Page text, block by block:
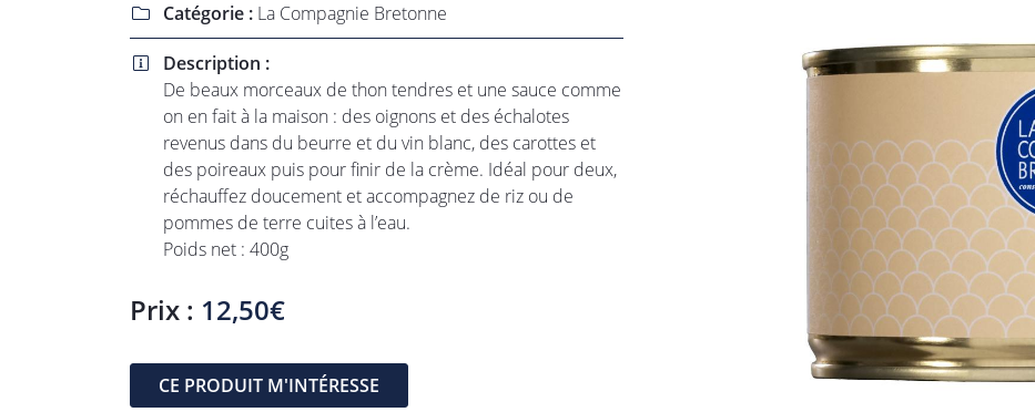
l'adresse email indiqué ci-dessus. Vous pouvez vous désinscrire à tout moment en
le formulaire de désinscription.
INSCRIPTION
 Catégorie : La Compagnie Bretonne

Description :
De beaux morceaux de thon tendres et une sauce comme
on en fait à la maison : des oignons et des échalotes
revenus dans du beurre et du vin blanc, des carottes et
des poireaux puis pour finir de la crème. Idéal pour deux,
réchauffez doucement et accompagnez de riz ou de
pommes de terre cuites à l’eau.
Poids net : 400g
Prix : 12,50€
CE PRODUIT M'INTÉRESSE